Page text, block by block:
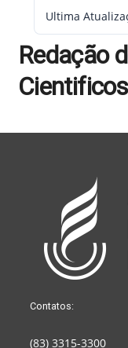
Ultima
Redação
Cientificos
Contatos:
(83) 3315-3300